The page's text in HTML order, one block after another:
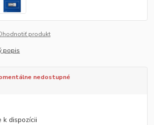
produkt
popis
nedostupné
k dispozícii